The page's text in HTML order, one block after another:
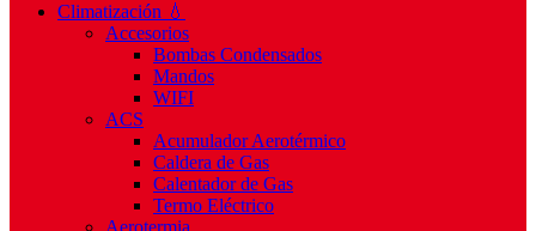
Climatización 💧
Accesorios
Bombas Condensados
Mandos
WIFI
ACS
Acumulador Aerotérmico
Caldera de Gas
Calentador de Gas
Termo Eléctrico
Aerotermia